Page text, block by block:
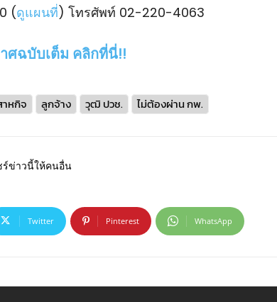
(ดูแผนที่) โทรศัพท์ 02-220-4063
ศฉบับเต็ม คลิกที่นี่!!
หกิจ ลูกจ้าง วุฒิ ปวช. ไม่ต้องผ่าน กพ.
ร์ข่าวนี้ให้คนอื่น
Twitter Pinterest WhatsApp